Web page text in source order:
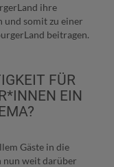
ihre
und somit zu einer
beitragen.
FÜR
EIN
Gäste in die
nun weit darüber